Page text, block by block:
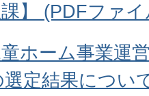
】 (PDFファ
ホーム事業運
定結果につい